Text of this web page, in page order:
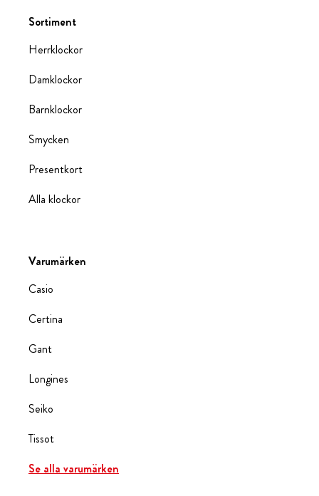
Sortiment
Herrklockor
Damklockor
Barnklockor
Smycken
Presentkort
Alla klockor
Varumärken
Casio
Certina
Gant
Longines
Seiko
Tissot
Se alla varumärken